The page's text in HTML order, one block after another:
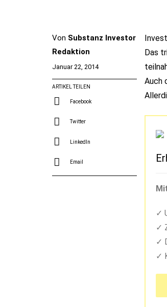
Von Substanz Investor
Redaktion
Januar 22, 2014
ARTIKEL TEILEN
Facebook
Twitter
LinkedIn
Email
Das
Auch